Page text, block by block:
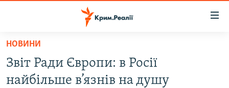
Перейти
основного
матеріалу
ВОДА.КРИМ
НОВИНИ
Звіт Ради Європи: в Росії
найбільше в’язнів на душу